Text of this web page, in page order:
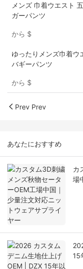
レンドへのギフトに
メンズ 巾着ウエスト
ガーパンツ
から $
ゆったりメンズ巾着ウ
バギーパンツ
から $
Prev Prev
あなたにおすすめ
カ
場
15